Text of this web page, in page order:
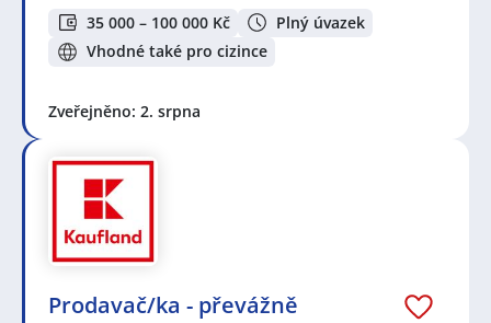
35 000 – 100 000 Kč
Plný úvazek
Vhodné také pro cizince
Zveřejněno: 2. srpna
Prodavač/ka - převážně